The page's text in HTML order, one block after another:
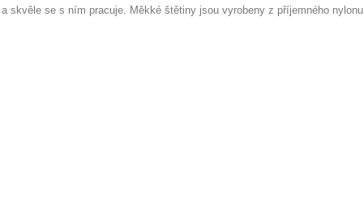
skvěle se s ním pracuje. Měkké štětiny jsou vyrobeny z příjemného nylonu.